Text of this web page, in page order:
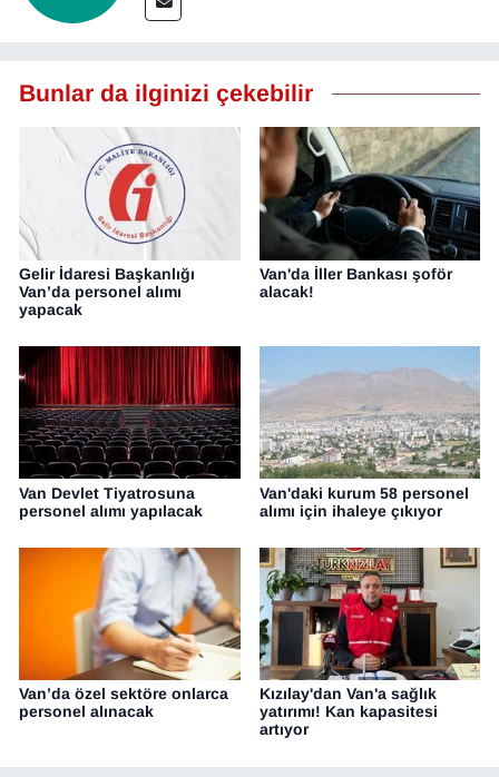
Bunlar da ilginizi çekebilir
Gelir İdaresi Başkanlığı
Van’da personel alımı
yapacak
Van'da İller Bankası şoför
alacak!
Van Devlet Tiyatrosuna
personel alımı yapılacak
Van'daki kurum 58 personel
alımı için ihaleye çıkıyor
Van’da özel sektöre onlarca
personel alınacak
Kızılay'dan Van'a sağlık
yatırımı! Kan kapasitesi
artıyor